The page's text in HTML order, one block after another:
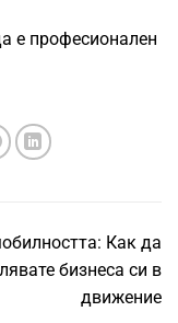
е професионален
Как да
бизнеса си в
движение